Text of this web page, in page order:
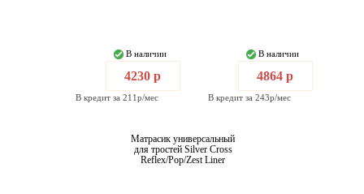
В наличии
4230 р
В кредит за 211р/мес
В наличии
4864 р
В кредит за 243р/мес
Матрасик универсальный
для тростей Silver Cross
Reflex/Pop/Zest Liner